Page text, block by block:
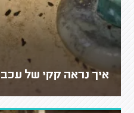
איך נראה קקי של